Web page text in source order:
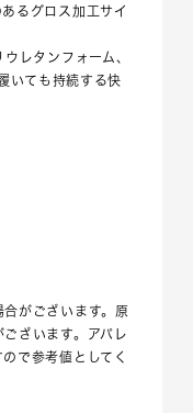
るグロス加工サイ
レタンフォーム、
いても持続する快
がございます。原
ざいます。アパレ
で参考値としてく